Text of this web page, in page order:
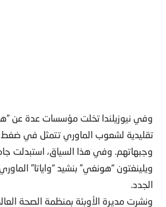
وفي نيوزيلندا تخلت مؤسسات عدة عن
تقليدية لشعوب الماوري تتمثل في
وجبهاتهم. وفي هذا السياق، استبدلت
ويلينغتون “هونغي” بنشيد “واياتا”
الجدد.
ونشرت مديرة الأوبئة بمنظمة الصحة